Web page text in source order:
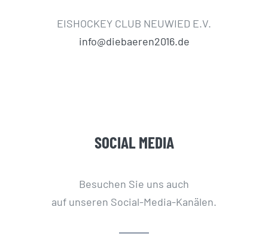
EISHOCKEY CLUB NEUWIED E.V.
info@diebaeren2016.de
SOCIAL MEDIA
Besuchen Sie uns auch
auf unseren Social-Media-Kanälen.